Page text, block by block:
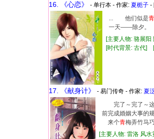
16. 《心恋》 - 单行本 - 作家: 夏栀子 -
... 他们似是青
一天——除夕。
[主要人物: 骆展
[时代背景: 古代]
17. 《献身计》 - 易门传奇 - 作家: 夏泛
完了～完了～
前完成婚姻大事
来个青梅弄竹马
[主要人物: 雷洛 风